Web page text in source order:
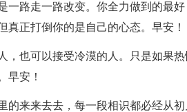
一路走一路改变。你全力做到的最
真正打倒你的是自己的心态。早安！
，也可以接受冷漠的人。只是如果
早安！
的来来去去，每一段相识都必经从